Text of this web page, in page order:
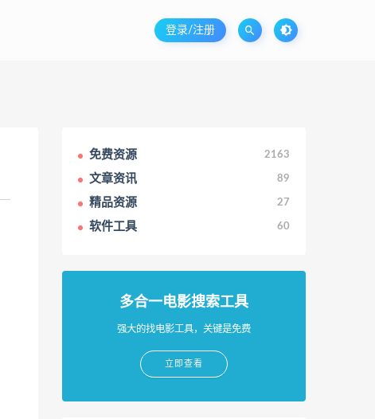
登录/注册
免费资源 2163
文章资讯 89
精品资源 27
软件工具 60
多合一电影搜索工具
强大的找电影工具，关键是免费
立即查看